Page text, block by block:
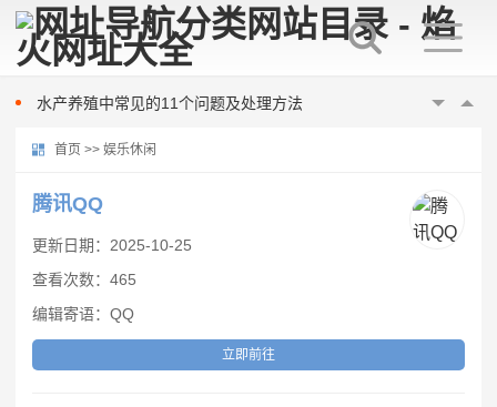
美国“尼米兹”号航母连摔两机，都是因为它？
梅雨季节南美白对虾养殖注意事项
水产养殖中常见的11个问题及处理方法
如何提高蠕动恒流泵的灌装精度
河南一幼儿园凌晨起火，警方通报：未造成人员伤亡
朝鲜试射海对地战略巡航导弹
达成停火18天后战火再起 以总理下令袭击加沙
美国“尼米兹”号航母连摔两机，都是因为它？
首页 >> 娱乐休闲
腾讯QQ
更新日期：2025-10-25
查看次数：465
编辑寄语：QQ
立即前往